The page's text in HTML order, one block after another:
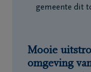
gemeente dit
Mooie
omgeving